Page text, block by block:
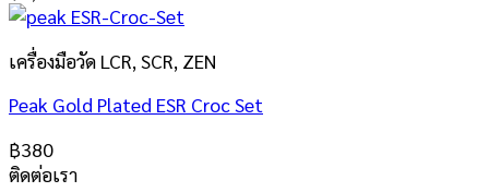
เครื่องมือวัด LCR, SCR, ZEN
Peak Gold Plated ESR Croc Set
฿380
ติดต่อเรา